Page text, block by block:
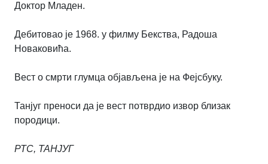
Доктор Младен.
Дебитовао је 1968. у филму Бекства, Радоша
Новаковића.
Вест о смрти глумца објављена је на Фејсбуку.
Танјуг преноси да је вест потврдио извор близак
породици.
РТС, ТАНЈУГ